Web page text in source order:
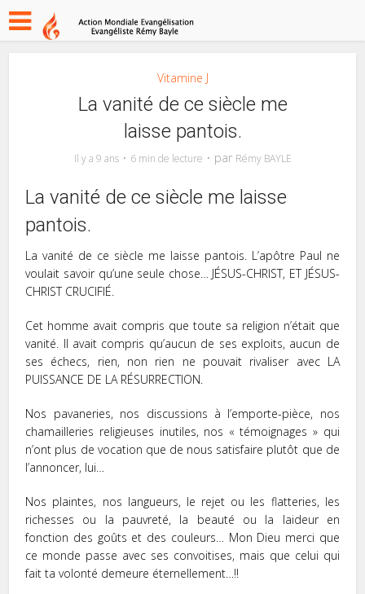
Vitamine J
La vanité de ce siècle me
laisse pantois.
Il y a 9 ans 6 min de lecture par Rémy BAYLE
La vanité de ce siècle me laisse
pantois.
La vanité de ce siècle me laisse pantois. L’apôtre Paul ne
voulait savoir qu’une seule chose… JÉSUS-CHRIST, ET JÉSUS-
CHRIST CRUCIFIÉ.
Cet homme avait compris que toute sa religion n’était que
vanité. Il avait compris qu’aucun de ses exploits, aucun de
ses échecs, rien, non rien ne pouvait rivaliser avec LA
PUISSANCE DE LA RÉSURRECTION.
Nos pavaneries, nos discussions à l’emporte-pièce, nos
chamailleries religieuses inutiles, nos « témoignages » qui
n’ont plus de vocation que de nous satisfaire plutôt que de
l’annoncer, lui…
Nos plaintes, nos langueurs, le rejet ou les flatteries, les
richesses ou la pauvreté, la beauté ou la laideur en
fonction des goûts et des couleurs… Mon Dieu merci que
ce monde passe avec ses convoitises, mais que celui qui
fait ta volonté demeure éternellement…!!